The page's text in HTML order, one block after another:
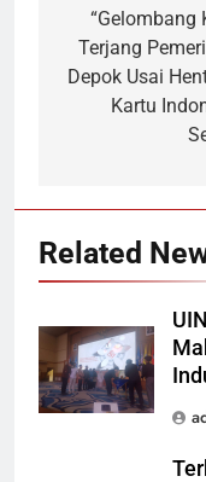
pos
“Gelombang
Terjang
Depok Usai
Kartu
Related